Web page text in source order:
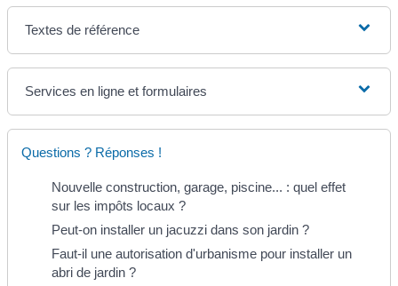
Textes de référence
Services en ligne et formulaires
Questions ? Réponses !
Nouvelle construction, garage, piscine... : quel effet
sur les impôts locaux ?
Peut-on installer un jacuzzi dans son jardin ?
Faut-il une autorisation d'urbanisme pour installer un
abri de jardin ?